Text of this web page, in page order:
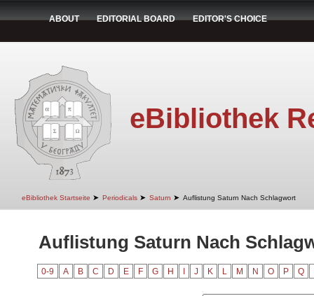
ABOUT EDITORIAL BOARD EDITOR'S CHOICE
eBibliothek
eBibliothek Startseite ➤ Periodicals ➤ Saturn ➤ Auflistung Saturn Nach Schlagwort
Auflistung Saturn Nach
0-9 A B C D E F G H J K L M N O P Q